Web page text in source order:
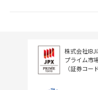
株式会社
プライム市
（証券コー